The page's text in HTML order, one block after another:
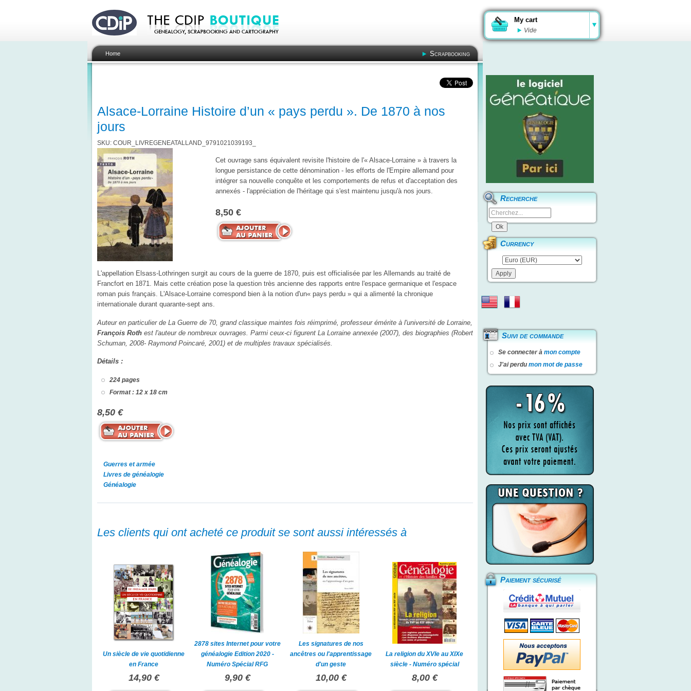
My cart
Vide
Home Scrapbooking
Alsace-Lorraine Histoire d’un « pays perdu ». De 1870 à nos
jours
SKU: COUR_LIVREGENEATALLAND_9791021039193_
Cet ouvrage sans équivalent revisite l'histoire de l'« Alsace-Lorraine » à travers la
longue persistance de cette dénomination - les efforts de l'Empire allemand pour
intégrer sa nouvelle conquête et les comportements de refus et d'acceptation des
annexés - l'appréciation de l'héritage qui s'est maintenu jusqu'à nos jours.
8,50 €
L'appellation Elsass-Lothringen surgit au cours de la guerre de 1870, puis est officialisée par les Allemands au traité de
Francfort en 1871. Mais cette création pose la question très ancienne des rapports entre l'espace germanique et l'espace
roman puis français. L'Alsace-Lorraine correspond bien à la notion d'un« pays perdu » qui a alimenté la chronique
internationale durant quarante-sept ans.
Auteur en particulier de La Guerre de 70, grand classique maintes fois réimprimé, professeur émérite à l'université de Lorraine,
François Rothest l'auteur de nombreux ouvrages. Parmi ceux-ci figurent La Lorraine annexée (2007), des biographies (Robert
Schuman, 2008- Raymond Poincaré, 2001) et de multiples travaux spécialisés.
Détails :
224 pages
Format : 12 x 18 cm
8,50 €
Guerres et armée
Livres de généalogie
Généalogie
Les clients qui ont acheté ce produit se sont aussi intéressés à
Un siècle de vie quotidienne
en France
14,90 €
2878 sites Internet pour votre
généalogie Edition 2020 -
Numéro Spécial RFG
9,90 €
Les signatures de nos
ancêtres ou l'apprentissage
d'un geste
10,00 €
La religion du XVIe au XIXe
siècle - Numéro spécial
8,00 €
Recherche
Currency
Suivi de commande
Se connecter à mon compte
J'ai perdu mon mot de passe
Paiement sécurisé